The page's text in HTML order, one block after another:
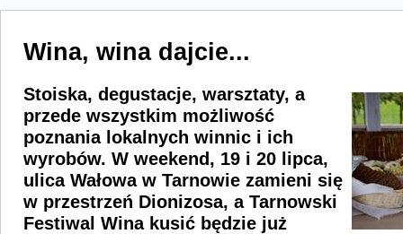
Wina, wina dajcie...
Stoiska, degustacje, warsztaty, a
przede wszystkim możliwość
poznania lokalnych winnic i ich
wyrobów. W weekend, 19 i 20 lipca,
ulica Wałowa w Tarnowie zamieni się
w przestrzeń Dionizosa, a Tarnowski
Festiwal Wina kusić będzie już